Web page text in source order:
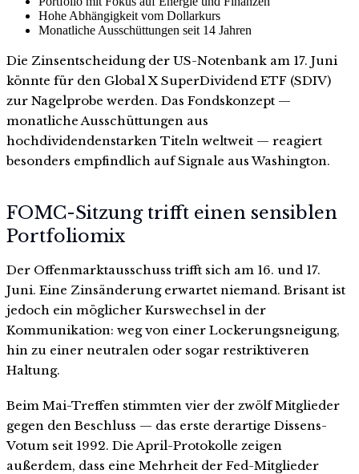
Hohe Abhängigkeit vom Dollarkurs
Monatliche Ausschüttungen seit 14 Jahren
Die Zinsentscheidung der US-Notenbank am 17. Juni
könnte für den Global X SuperDividend ETF (SDIV)
zur Nagelprobe werden. Das Fondskonzept —
monatliche Ausschüttungen aus
hochdividendenstarken Titeln weltweit — reagiert
besonders empfindlich auf Signale aus Washington.
FOMC-Sitzung trifft einen sensiblen
Portfoliomix
Der Offenmarktausschuss trifft sich am 16. und 17.
Juni. Eine Zinsänderung erwartet niemand. Brisant ist
jedoch ein möglicher Kurswechsel in der
Kommunikation: weg von einer Lockerungsneigung,
hin zu einer neutralen oder sogar restriktiveren
Haltung.
Beim Mai-Treffen stimmten vier der zwölf Mitglieder
gegen den Beschluss — das erste derartige Dissens-
Votum seit 1992. Die April-Protokolle zeigen
außerdem, dass eine Mehrheit der Fed-Mitglieder